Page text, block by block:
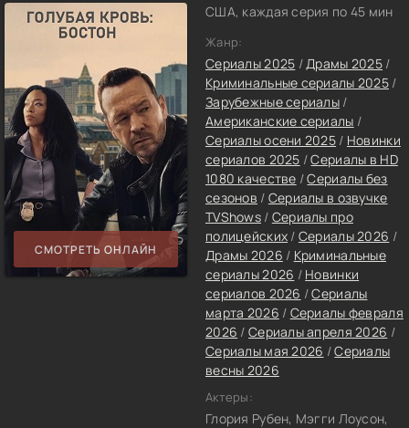
СМОТРЕТЬ ОНЛАЙН
США, каждая серия по 45 мин
Жанр:
Сериалы 2025 /Драмы 2025 /
Криминальные сериалы 2025 /
Зарубежные сериалы /
Американские сериалы /
Сериалы осени 2025 / Новинки
сериалов 2025 /Сериалы в HD
1080 качестве /Сериалы без
сезонов / Сериалы в озвучке
TVShows/ Сериалы про
полицейских / Сериалы 2026 /
Драмы 2026 / Криминальные
сериалы 2026 / Новинки
сериалов 2026 /Сериалы
марта 2026 / Сериалы февраля
2026 / Сериалы апреля 2026 /
Сериалы мая 2026 /Сериалы
весны 2026
Актеры:
Глория Рубен, Мэгги Лоусон,